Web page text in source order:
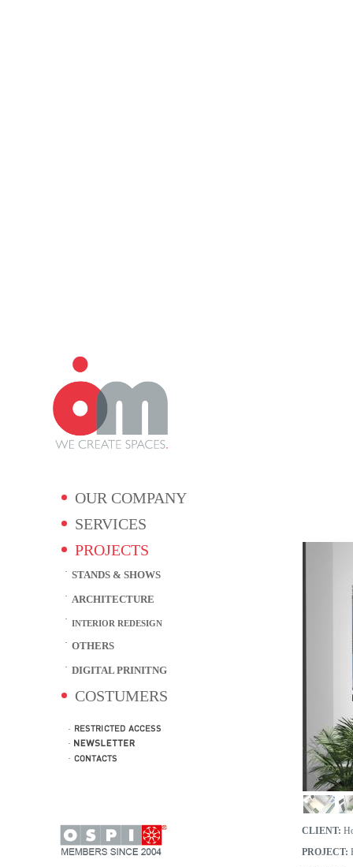
OUR COMPANY
SERVICES
PROJECTS
STANDS & SHOWS
ARCHITECTURE
INTERIOR REDESIGN
OTHERS
DIGITAL PRINITNG
COSTUMERS
CLIENT:
PROJECT: